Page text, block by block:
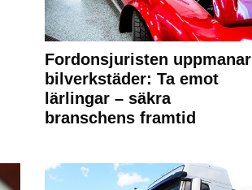
Fordonsjuristen uppmanar
bilverkstäder: Ta emot
lärlingar – säkra
branschens framtid